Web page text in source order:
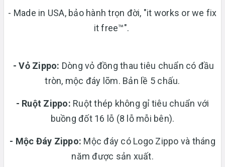
- Made in USA, bảo hành trọn đời, "it works or we fix
it free™".
- Vỏ Zippo: Dòng vỏ đồng thau tiêu chuẩn có đầu
tròn, mộc đáy lõm. Bản lề 5 chấu.
- Ruột Zippo: Ruột thép không gỉ tiêu chuẩn với
buồng đốt 16 lỗ (8 lỗ mỗi bên).
- Mộc Đáy Zippo: Mộc đáy có Logo Zippo và tháng
năm được sản xuất.